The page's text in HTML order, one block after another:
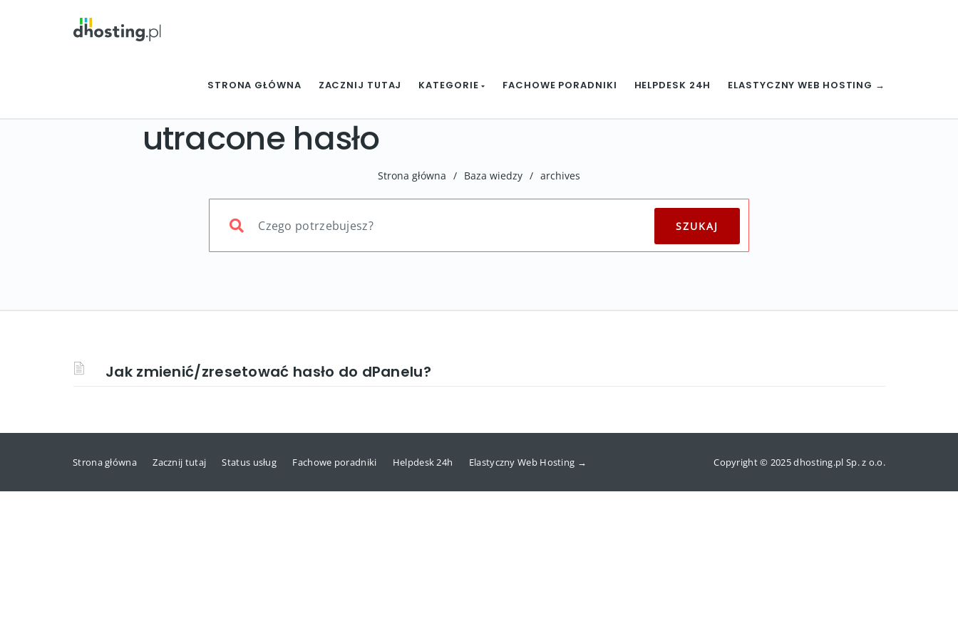
STRONA GŁÓWNA ZACZNIJ TUTAJ KATEGORIE FACHOWE PORADNIKI HELPDESK 24H ELASTYCZNY WEB HOSTING →
utracone hasło
Strona główna / Baza wiedzy / archives
Jak zmienić/zresetować hasło do dPanelu?
Strona główna Zacznij tutaj Status usług Fachowe poradniki Helpdesk 24h Elastyczny Web Hosting → Copyright © 2025 dhosting.pl Sp. z o.o.